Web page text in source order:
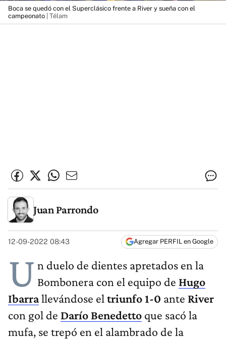
Boca se quedó con el Superclásico frente a River y sueña con el
campeonato | Télam
Juan Parrondo
12-09-2022 08:43 Agregar PERFIL en Google
U n duelo de dientes apretados en la
Bombonera con el equipo de Hugo
Ibarrallevándose el triunfo 1-0 ante River
con gol de Darío Benedetto que sacó la
mufa, se trepó en el alambrado de la